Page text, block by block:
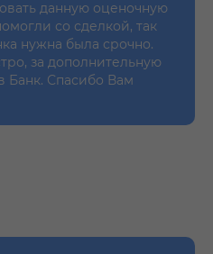
данную оценочную
со сделкой, так
нужна была срочно.
за дополнительную
Банк. Спасибо Вам